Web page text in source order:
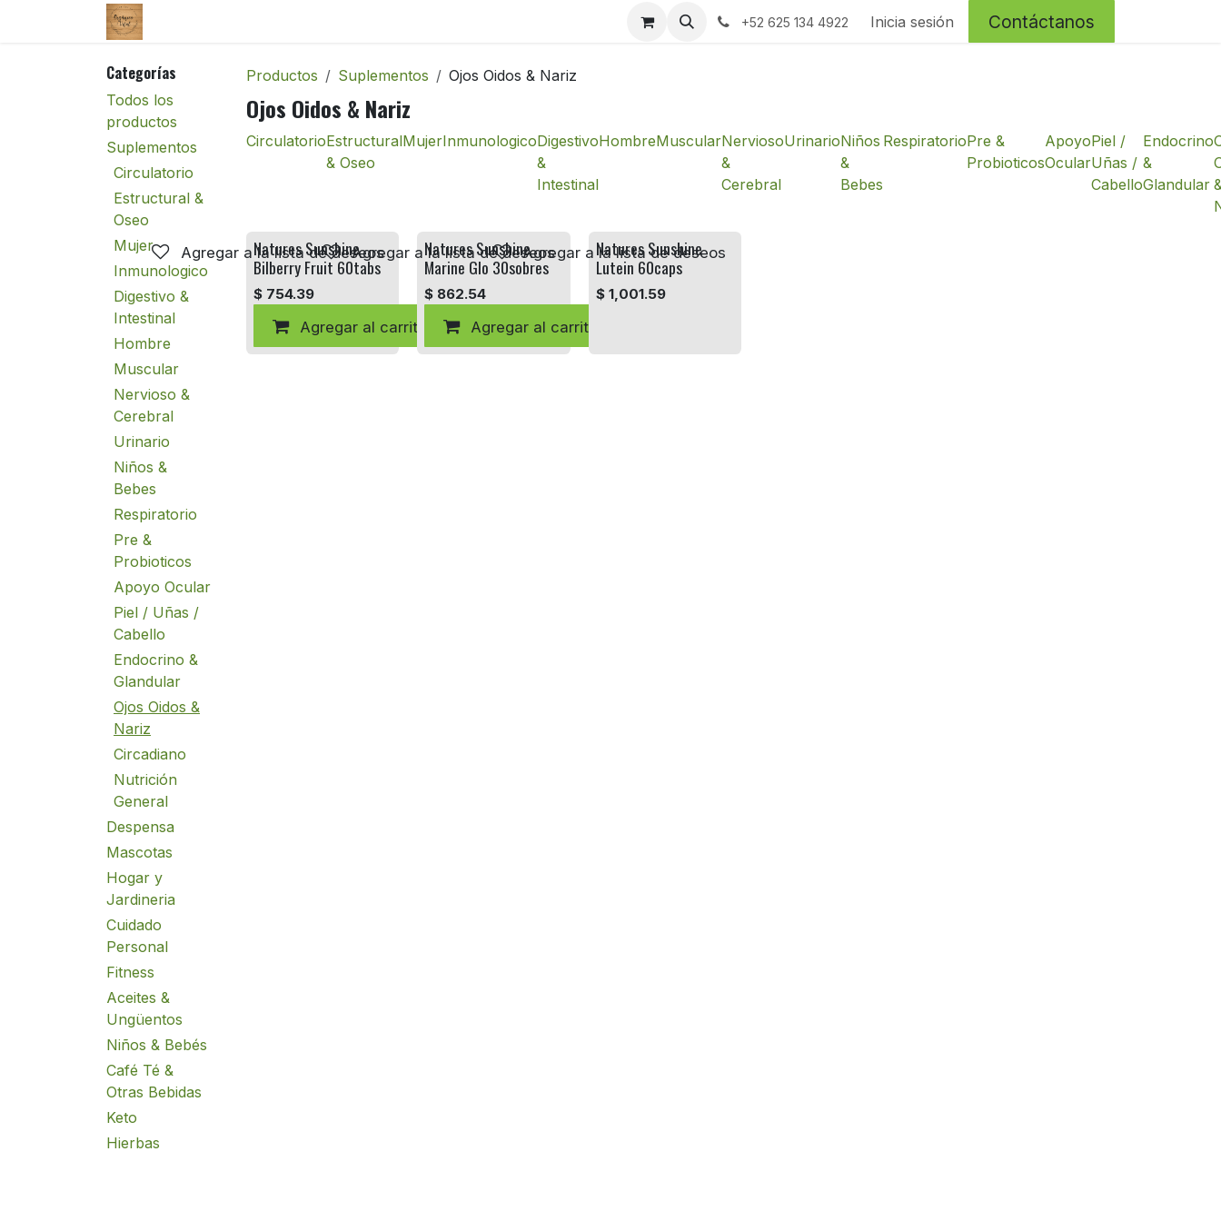
Ir al contenido +52 625 134 4922 Inicia sesión Contáctanos
Categorías
Todos los
productos
Suplementos
Circulatorio
Estructural &
Oseo
Mujer
Inmunologico
Digestivo &
Intestinal
Hombre
Muscular
Nervioso &
Cerebral
Urinario
Niños &
Bebes
Respiratorio
Pre &
Probioticos
Apoyo Ocular
Piel / Uñas /
Cabello
Endocrino &
Glandular
Ojos Oidos &
Nariz
Circadiano
Nutrición
General
Despensa
Mascotas
Hogar y
Jardineria
Cuidado
Personal
Fitness
Aceites &
Ungüentos
Niños & Bebés
Café Té &
Otras Bebidas
Keto
Hierbas
Productos Suplementos Ojos Oidos & Nariz
Ojos Oidos & Nariz
CirculatorioEstructural
& Oseo
MujerInmunologicoDigestivo
&
Intestinal
HombreMuscularNervioso
&
Cerebral
UrinarioNiños
&
Bebes
RespiratorioPre &
Probioticos
Apoyo
Ocular
Piel /
Uñas /
Cabello
Endocrino
&
Glandular
Natures Sunshine
Bilberry Fruit 60tabs
$ 754.39
Agregar al carrito
Agregar a la lista de deseos
Natures Sunshine
Marine Glo 30sobres
$ 862.54
Agregar al carrito
Agregar a la lista de deseos
Natures Sunshine
Lutein 60caps
$ 1,001.59
Agregar a la lista de deseos